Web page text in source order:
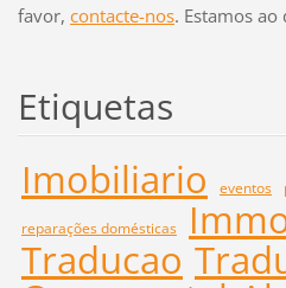
favor, contacte-nos. Estamos ao
Etiquetas
Imobiliario eventos
reparações domésticas
Traducao